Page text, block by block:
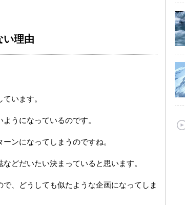
い理由
います。
うになっているのです。
ンになってしまうのですね。
どだいたい決まっていると思います。
、どうしても似たような企画になってしま